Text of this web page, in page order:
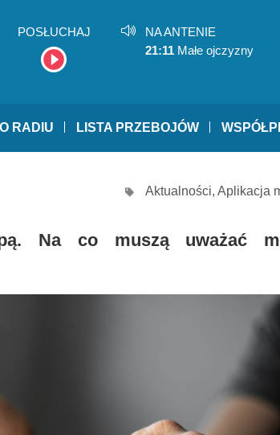
POSŁUCHAJ
NA ANTENIE
21:11 Małe ojczyzny
O RADIU LISTA PRZEBOJÓW
Aktualności, Aplikacja
Na co muszą uważać